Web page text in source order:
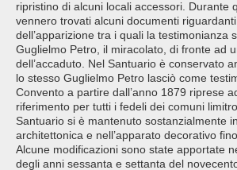
ripristino di alcuni locali accessori. Durante
vennero trovati alcuni documenti
dell’apparizione tra i quali la testimonianza
Guglielmo Petro, il miracolato, di fronte ad
dell’accaduto. Nel Santuario è conservato
lo stesso Guglielmo Petro lasciò come
Convento a partire dall’anno 1879 riprese
riferimento per tutti i fedeli dei comuni
Santuario si è mantenuto sostanzialmente
architettonica e nell’apparato decorativo
Alcune modificazioni sono state apportate
degli anni sessanta e settanta del